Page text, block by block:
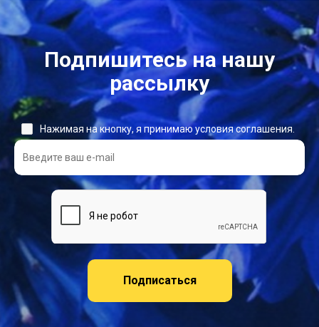
Подпишитесь на нашу
рассылку
Подписаться
Нажимая на кнопку, я принимаю условия соглашения.